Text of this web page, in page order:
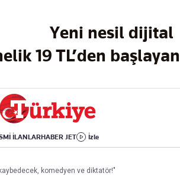
Yeni nesil dijital
19 TL’den
İLANLARHABER JET İzle
Yemek
Aktüel
Sinema
Kitap
komedyen ve diktatör!"